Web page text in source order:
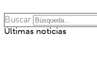
Buscar
Últimas noticias